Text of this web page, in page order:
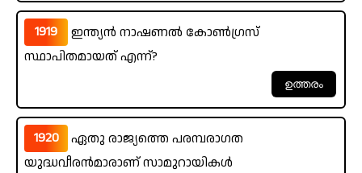
1919
ഇന്ത്യൻ നാഷണൽ കോൺഗ്രസ്
സ്ഥാപിതമായത് എന്ന്?
1920
ഏതു രാജ്യത്തെ പരമ്പരാഗത
യുദ്ധവീരൻമാരാണ് സാമുറായികൾ